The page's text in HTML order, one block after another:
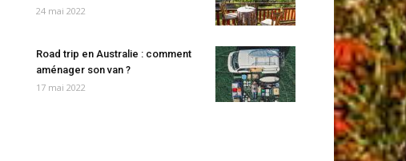
24 mai 2022
Road trip en Australie : comment
aménager son van ?
17 mai 2022